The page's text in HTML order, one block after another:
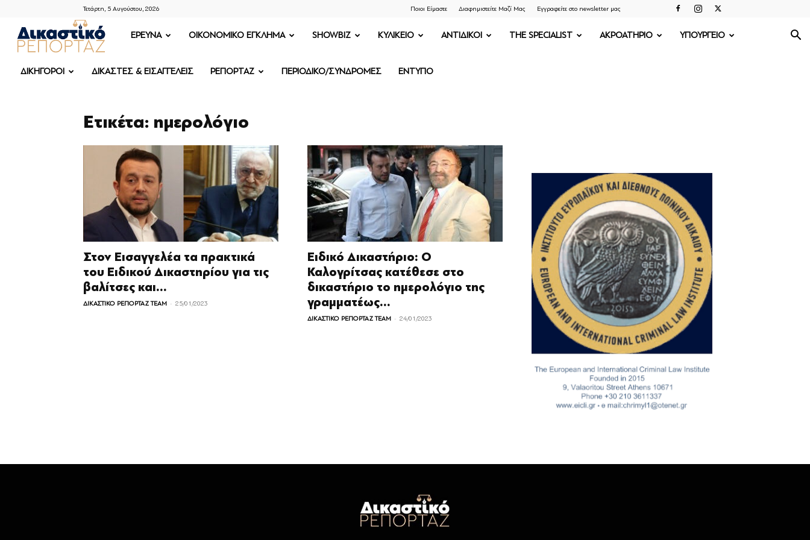
Τετάρτη, 5 Αυγούστου, 2026 Ποιοι Είμαστε Διαφημιστείτε Μαζί Μας Εγγραφείτε στο newsletter μας
ΔΙΚΑΣΤΙΚΟ
ΡΕΠΟΡΤΑΖ
ΕΡΕΥΝΑ OIKONOMIKO ΕΓΚΛΗΜΑ SHOWBIZ ΚΥΛΙΚΕΙΟ ΑΝΤΙΔΙΚΟΙ THE SPECIALIST ΑΚΡΟΑΤΗΡΙΟ ΥΠΟΥΡΓΕΙΟ
ΔΙΚΗΓΟΡΟΙ ΔΙΚΑΣΤΕΣ & ΕΙΣΑΓΓΕΛΕΙΣ ΡΕΠΟΡΤΑΖ ΠΕΡΙΟΔΙΚΟ/ΣΥΝΔΡΟΜΕΣ ΕΝΤΥΠΟ
Ετικέτα: ημερολόγιο
Στον Εισαγγελέα τα πρακτικά
του Ειδικού Δικαστηρίου για τις
βαλίτσες και...
ΔΙΚΑΣΤΙΚΟ ΡΕΠΟΡΤΑΖ TEAM - 25/01/2023
Ειδικό Δικαστήριο: O
Καλογρίτσας κατέθεσε στο
δικαστήριο το ημερολόγιο της
γραμματέως...
ΔΙΚΑΣΤΙΚΟ ΡΕΠΟΡΤΑΖ TEAM - 24/01/2023